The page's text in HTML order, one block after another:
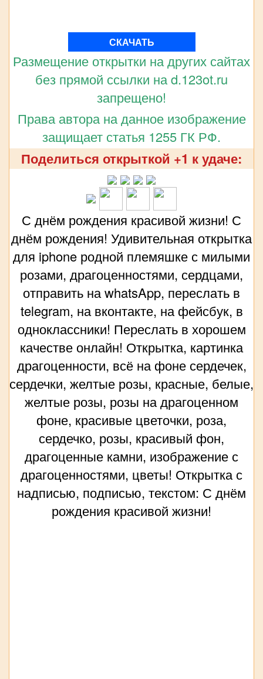
СКАЧАТЬ
Размещение открытки на других сайтах
без прямой ссылки на d.123ot.ru
запрещено!
Права автора на данное изображение
защищает статья 1255 ГК РФ.
Поделиться открыткой +1 к удаче:
С днём рождения красивой жизни! С
днём рождения! Удивительная открытка
для iphone родной племяшке с милыми
розами, драгоценностями, сердцами,
отправить на whatsApp, переслать в
telegram, на вконтакте, на фейсбук, в
одноклассники! Переслать в хорошем
качестве онлайн! Открытка, картинка
драгоценности, всё на фоне сердечек,
сердечки, желтые розы, красные, белые,
желтые розы, розы на драгоценном
фоне, красивые цветочки, роза,
сердечко, розы, красивый фон,
драгоценные камни, изображение с
драгоценностями, цветы! Открытка с
надписью, подписью, текстом: С днём
рождения красивой жизни!